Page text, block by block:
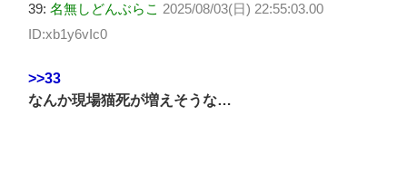
39: 名無しどんぶらこ 2025/08/03(日) 22:55:03.00
ID:xb1y6vIc0
>>33
なんか現場猫死が増えそうな…